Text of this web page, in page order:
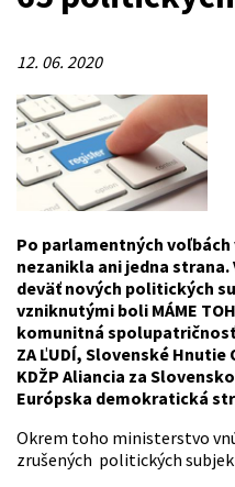
12. 06. 2020
Po parlamentných voľbách
nezanikla ani jedna
deväť nových politických
vzniknutými boli MÁME
komunitná
ZA ĽUDÍ, Slovenské
KDŽP Aliancia za
Európska demokratická
Okrem toho ministerstvo
zrušených politických